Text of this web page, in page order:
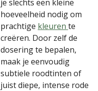
je slechts een kleine
hoeveelheid nodig om
prachtige kleuren te
creëren. Door zelf de
dosering te bepalen,
maak je eenvoudig
subtiele roodtinten of
juist diepe, intense rode